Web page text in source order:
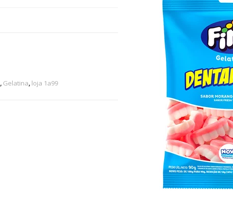
, Gelatina, loja 1a99